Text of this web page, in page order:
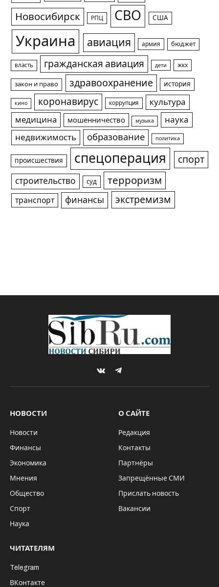
Новосибирск РПЦ СВО США
Украина авиация армия бюджет
власть гражданская авиация дети жкх
закон и право здравоохранение история
кино коронавирус коррупция
культура
медицина
мошенничество музыка
наука
недвижимость
образование политика
происшествия спецоперация спорт
строительство суд терроризм
транспорт финансы экстремизм
VKontakteTelegram
НОВОСТИ
Новости
Финансы
Экономика
Мнения
Общество
Спорт
Наука
О САЙТЕ
Редакция
Контакты
Партнёры
Запрещённые СМИ
Прислать новость
Вакансии
ЧИТАТЕЛЯМ
Telegram
ВКонтакте